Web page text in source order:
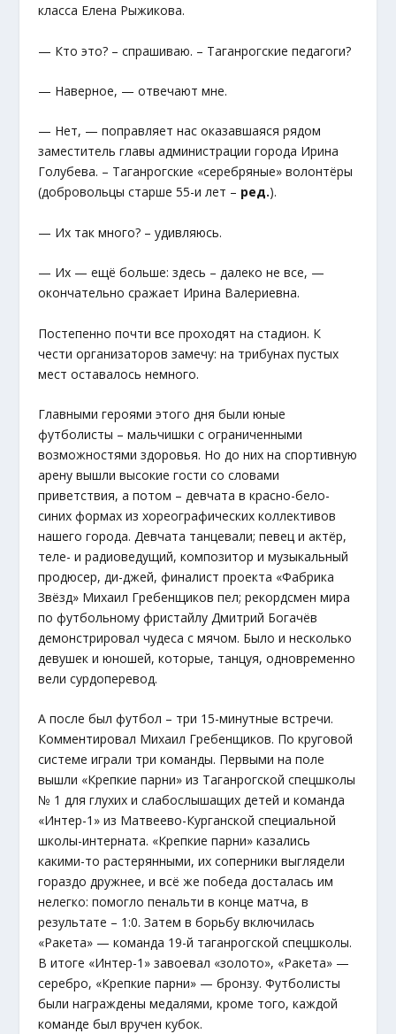
класса Елена Рыжикова.
— Кто это? – спрашиваю. – Таганрогские педагоги?
— Наверное, — отвечают мне.
— Нет, — поправляет нас оказавшаяся рядом
заместитель главы администрации города Ирина
Голубева. – Таганрогские «серебряные» волонтёры
(добровольцы старше 55-и лет – ред.).
— Их так много? – удивляюсь.
— Их — ещё больше: здесь – далеко не все, —
окончательно сражает Ирина Валериевна.
Постепенно почти все проходят на стадион. К
чести организаторов замечу: на трибунах пустых
мест оставалось немного.
Главными героями этого дня были юные
футболисты – мальчишки с ограниченными
возможностями здоровья. Но до них на спортивную
арену вышли высокие гости со словами
приветствия, а потом – девчата в красно-бело-
синих формах из хореографических коллективов
нашего города. Девчата танцевали; певец и актёр,
теле- и радиоведущий, композитор и музыкальный
продюсер, ди-джей, финалист проекта «Фабрика
Звёзд» Михаил Гребенщиков пел; рекордсмен мира
по футбольному фристайлу Дмитрий Богачёв
демонстрировал чудеса с мячом. Было и несколько
девушек и юношей, которые, танцуя, одновременно
вели сурдоперевод.
А после был футбол – три 15-минутные встречи.
Комментировал Михаил Гребенщиков. По круговой
системе играли три команды. Первыми на поле
вышли «Крепкие парни» из Таганрогской спецшколы
№ 1 для глухих и слабослышащих детей и команда
«Интер-1» из Матвеево-Курганской специальной
школы-интерната. «Крепкие парни» казались
какими-то растерянными, их соперники выглядели
гораздо дружнее, и всё же победа досталась им
нелегко: помогло пенальти в конце матча, в
результате – 1:0. Затем в борьбу включилась
«Ракета» — команда 19-й таганрогской спецшколы.
В итоге «Интер-1» завоевал «золото», «Ракета» —
серебро, «Крепкие парни» — бронзу. Футболисты
были награждены медалями, кроме того, каждой
команде был вручен кубок.